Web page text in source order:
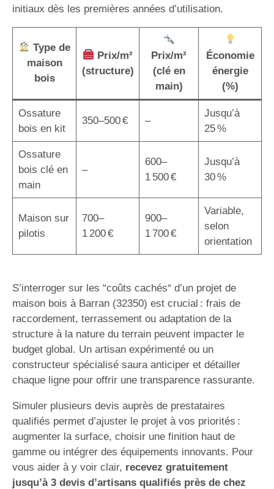
initiaux dès les premières années d’utilisation.
Type de
maison
bois
Prix/m²
(structure)
Prix/m²
(clé en
main)
Économie
énergie
(%)
Ossature
bois en kit
350–500 € –
Jusqu’à
25 %
Ossature
bois clé en
main
–
600–
1 500 €
Jusqu’à
30 %
Maison sur
pilotis
700–
1 200 €
900–
1 700 €
Variable,
selon
orientation
S’interroger sur les “coûts cachés“ d’un projet de
maison bois à Barran (32350) est crucial : frais de
raccordement, terrassement ou adaptation de la
structure à la nature du terrain peuvent impacter le
budget global. Un artisan expérimenté ou un
constructeur spécialisé saura anticiper et détailler
chaque ligne pour offrir une transparence rassurante.
Simuler plusieurs devis auprès de prestataires
qualifiés permet d’ajuster le projet à vos priorités :
augmenter la surface, choisir une finition haut de
gamme ou intégrer des équipements innovants. Pour
vous aider à y voir clair, recevez gratuitement
jusqu’à 3 devis d’artisans qualifiés près de chez